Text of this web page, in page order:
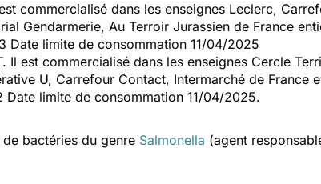
commercialisé dans les enseignes Leclerc,
Gendarmerie, Au Terroir Jurassien de France
limite de consommation 11/04/2025
Il est commercialisé dans les enseignes Cercle
U, Carrefour Contact, Intermarché de France
limite de consommation 11/04/2025.
bactéries du genre Salmonella (agent